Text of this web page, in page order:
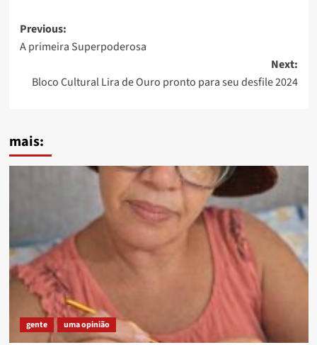
Post
navigation
Previous:
A primeira Superpoderosa
Next:
Bloco Cultural Lira de Ouro pronto para seu desfile 2024
mais:
gente uma opinião